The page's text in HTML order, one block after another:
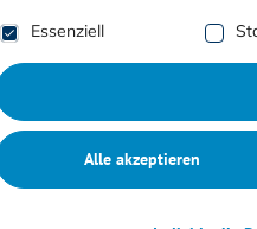
Es folgt eine Liste der
Essenziell
Alle akzeptieren